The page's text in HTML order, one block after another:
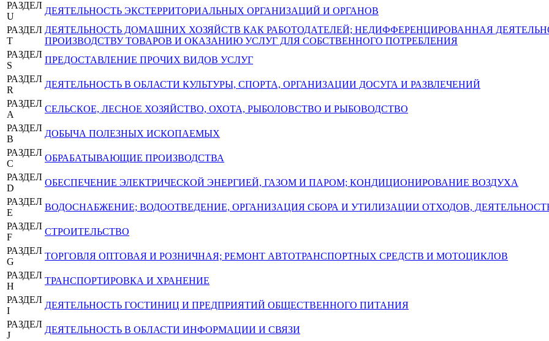
РАЗДЕЛ
U
ДЕЯТЕЛЬНОСТЬ ЭКСТЕРРИТОРИАЛЬНЫХ ОРГАНИЗАЦИЙ И ОРГАНОВ
РАЗДЕЛ
T
ДЕЯТЕЛЬНОСТЬ ДОМАШНИХ ХОЗЯЙСТВ КАК РАБОТОДАТЕЛЕЙ; НЕДИФФЕРЕНЦИРОВАННАЯ
ПРОИЗВОДСТВУ ТОВАРОВ И ОКАЗАНИЮ УСЛУГ ДЛЯ СОБСТВЕННОГО ПОТРЕБЛЕНИЯ
РАЗДЕЛ
S
ПРЕДОСТАВЛЕНИЕ ПРОЧИХ ВИДОВ УСЛУГ
РАЗДЕЛ
R
ДЕЯТЕЛЬНОСТЬ В ОБЛАСТИ КУЛЬТУРЫ, СПОРТА, ОРГАНИЗАЦИИ ДОСУГА И РАЗВЛЕЧЕНИЙ
РАЗДЕЛ
A
СЕЛЬСКОЕ, ЛЕСНОЕ ХОЗЯЙСТВО, ОХОТА, РЫБОЛОВСТВО И РЫБОВОДСТВО
РАЗДЕЛ
B
ДОБЫЧА ПОЛЕЗНЫХ ИСКОПАЕМЫХ
РАЗДЕЛ
C
ОБРАБАТЫВАЮЩИЕ ПРОИЗВОДСТВА
РАЗДЕЛ
D
ОБЕСПЕЧЕНИЕ ЭЛЕКТРИЧЕСКОЙ ЭНЕРГИЕЙ, ГАЗОМ И ПАРОМ; КОНДИЦИОНИРОВАНИЕ ВОЗДУХА
РАЗДЕЛ
E
ВОДОСНАБЖЕНИЕ; ВОДООТВЕДЕНИЕ, ОРГАНИЗАЦИЯ СБОРА И УТИЛИЗАЦИИ ОТХОДОВ,
РАЗДЕЛ
F
СТРОИТЕЛЬСТВО
РАЗДЕЛ
G
ТОРГОВЛЯ ОПТОВАЯ И РОЗНИЧНАЯ; РЕМОНТ АВТОТРАНСПОРТНЫХ СРЕДСТВ И МОТОЦИКЛОВ
РАЗДЕЛ
H
ТРАНСПОРТИРОВКА И ХРАНЕНИЕ
РАЗДЕЛ
I
ДЕЯТЕЛЬНОСТЬ ГОСТИНИЦ И ПРЕДПРИЯТИЙ ОБЩЕСТВЕННОГО ПИТАНИЯ
РАЗДЕЛ
J
ДЕЯТЕЛЬНОСТЬ В ОБЛАСТИ ИНФОРМАЦИИ И СВЯЗИ